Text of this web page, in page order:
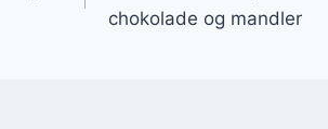
chokolade og mandler